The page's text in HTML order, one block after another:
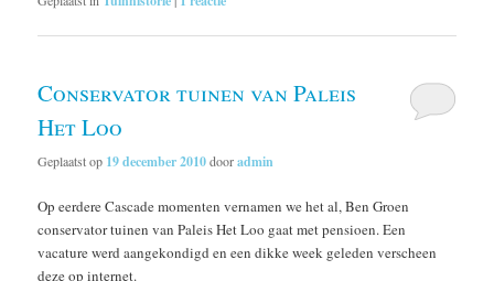
Conservator tuinen van Paleis
Het Loo
Geplaatst op 19 december 2010dooradmin
Op eerdere Cascade momenten vernamen we het al, Ben Groen
conservator tuinen van Paleis Het Loo gaat met pensioen. Een
vacature werd aangekondigd en een dikke week geleden verscheen
deze op internet.